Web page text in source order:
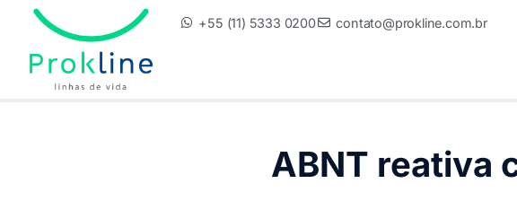
+55 (11) 5333 0200 contato@prokline.com.br
ABNT reativa